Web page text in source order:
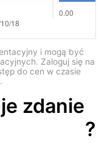
i mogą być
Zaloguj się na
do cen w czasie
zdanie
?